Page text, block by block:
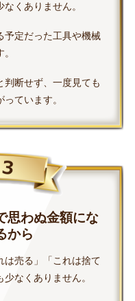
くありません。
予定だった工具や機械
判断せず、一度見ても
ています。
思わぬ金額にな
から
は売る」「これは捨て
なくありません。